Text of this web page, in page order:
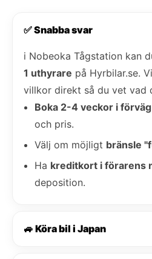
✅ Snabba svar
i Nobeoka Tågstation kan
1 uthyrare på Hyrbilar.se.
villkor direkt så du vet vad
Boka 2-4 veckor i förväg
och pris.
Välj om möjligt bränsle
Ha kreditkort i förarens
deposition.
🚙 Köra bil i Japan